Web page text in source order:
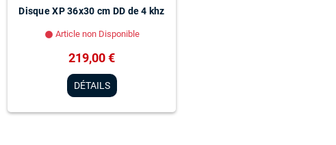
Disque XP 36x30 cm DD de 4 khz
lens Article non Disponible
219,00 €
DÉTAILS